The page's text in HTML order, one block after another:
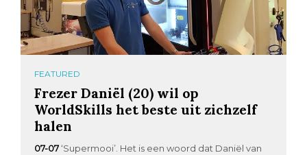
FEATURED
Frezer Daniël (20) wil op
WorldSkills het beste uit zichzelf
halen
07-07 ‘Supermooi’. Het is een woord dat Daniël van